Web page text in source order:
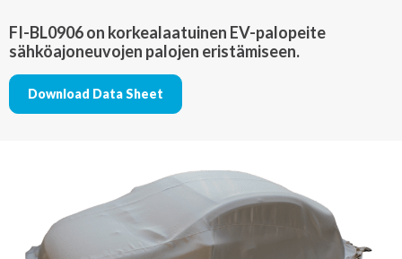
FI-BL0906 on korkealaatuinen EV-palopeite
sähköajoneuvojen palojen eristämiseen.
Download Data Sheet